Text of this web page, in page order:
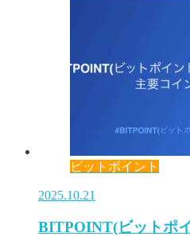
ビットポイント
2025.10.21
BITPOINT(ビットポ